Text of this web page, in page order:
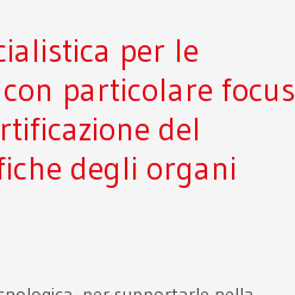
per le
particolare focus
del
degli organi